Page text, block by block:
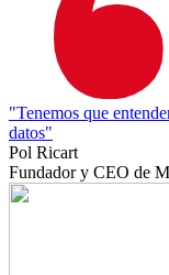
"Tenemos que
datos"
Pol Ricart
Fundador y CEO de